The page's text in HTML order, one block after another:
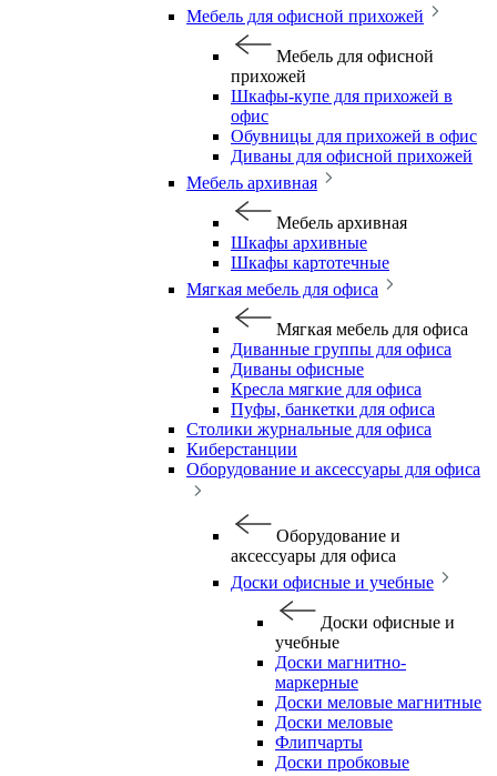
Мебель для офисной прихожей
Мебель для офисной
прихожей
Шкафы-купе для прихожей в
офис
Обувницы для прихожей в офис
Диваны для офисной прихожей
Мебель архивная
Мебель архивная
Шкафы архивные
Шкафы картотечные
Мягкая мебель для офиса
Мягкая мебель для офиса
Диванные группы для офиса
Диваны офисные
Кресла мягкие для офиса
Пуфы, банкетки для офиса
Столики журнальные для офиса
Киберстанции
Оборудование и аксессуары для офиса
Оборудование и
аксессуары для офиса
Доски офисные и учебные
Доски офисные и
учебные
Доски магнитно-
маркерные
Доски меловые магнитные
Доски меловые
Флипчарты
Доски пробковые